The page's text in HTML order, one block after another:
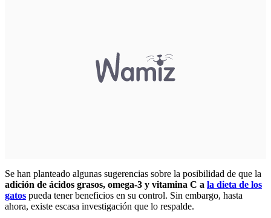
Se han planteado algunas sugerencias sobre la posibilidad de que la
adición de ácidos grasos, omega-3 y vitamina C a la dieta de los
gatos pueda tener beneficios en su control. Sin embargo, hasta
ahora, existe escasa investigación que lo respalde.